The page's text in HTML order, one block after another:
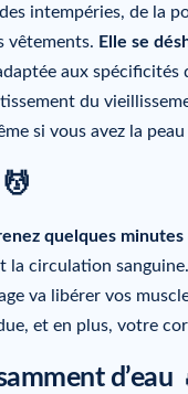
intempéries, de la
vêtements. Elle se
aux spécificités
du
si vous avez la
quelques
la circulation
va libérer vos
et en plus, votre
d’eau